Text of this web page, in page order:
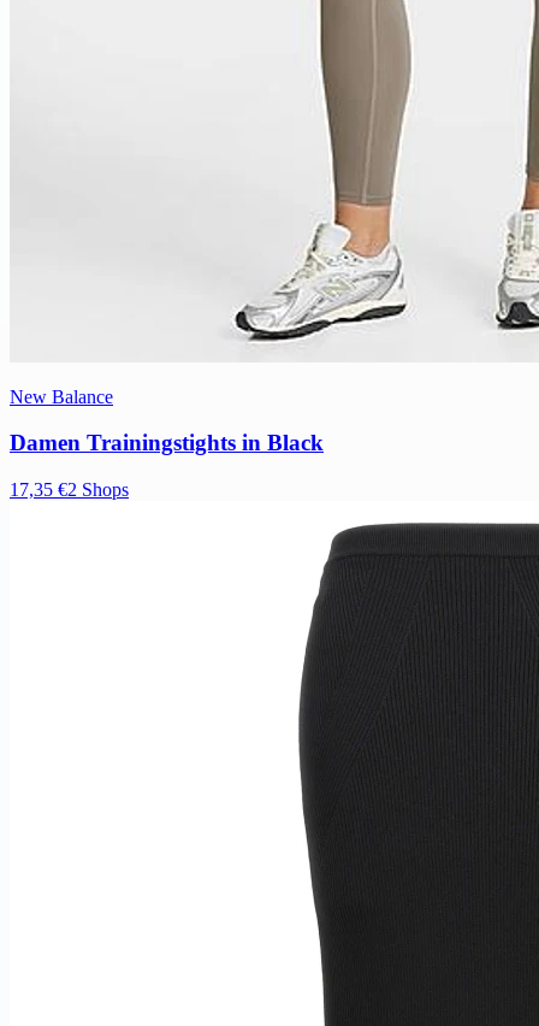
New Balance
Damen Trainingstights in Black
17,35 €2 Shops